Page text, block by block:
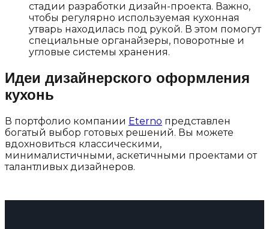
стадии разработки дизайн-проекта. Важно,
чтобы регулярно используемая кухонная
утварь находилась под рукой. В этом помогут
специальные органайзеры, поворотные и
угловые системы хранения.
Идеи дизайнерского оформления
кухонь
В портфолио компании Eterno представлен
богатый выбор готовых решений. Вы можете
вдохновиться классическими,
минималистичными, аскетичными проектами от
талантливых дизайнеров.